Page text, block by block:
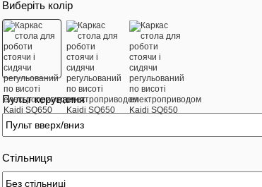
Виберіть колір
Пульт керування
Стільниця